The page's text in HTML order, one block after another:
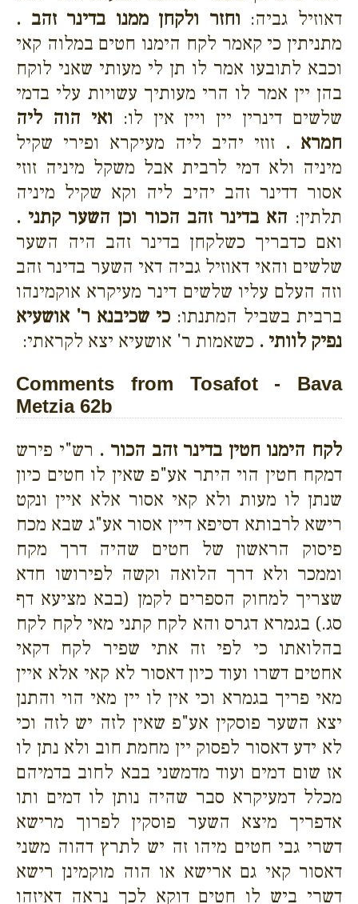
דאוזיל גביה: וחזר ולקחן ממנו בדינר זהב .
מתניתין כי קאמר לקח הימנו חטים במלוה קאי
וכבא לתובעו אמר לו תן לי מעותי שאני לוקח
בהן יין אמר לו הרי מעותיך עשויות עלי בדמי
שלשים דינרין יין ויין אין לו: ואי הוה ליה
חמרא . זוזי יהיב ליה מעיקרא ופירי שקיל
מיניה ולא דמי לרבית אבל משקל מיניה זוזי
אסור דדינר זהב יהיב ליה וקא שקיל מיניה
תלתין: הא בדינר זהב הכור וכן השער קתני .
ואם כדבריך כשלקחן בדינר זהב היה השער
שלשים והאי דאוזיל גביה דאי השער בדינר זהב
וזה העלם עליו שלשים דינר מעיקרא אוקמינהו
ברבית בשביל המתנתו: כי שכיבנא ר' אושעיא
נפיק לוותי . כשאמות ר' אושעיא יצא לקראתי:
Comments from Tosafot - Bava
Metzia 62b
לקח הימנו חטין בדינר זהב הכור . רש"י פירש
דמקח חטין הוי היתר אע"פ שאין לו חטים כיון
שנתן לו מעות ולא קאי אסור אלא איין ונקט
רישא לרבותא דסיפא דיין אסור אע"ג שבא מכח
פיסוק הראשון של חטים שהיה דרך מקח
וממכר ולא דרך הלואה וקשה לפירושו חדא
שצריך למחוק הספרים לקמן (בבא מציעא דף
סג.) בגמרא דגרס והא לקח קתני מאי לקח לקח
בהלואתו כי לפי זה אתי שפיר לקח דקאי
אחטים דשרו ועוד כיון דאסור לא קאי אלא איין
מאי פריך בגמרא וכי אין לו יין מאי הוי והתנן
יצא השער פוסקין אע"פ שאין לזה יש לזה וכי
לא ידע דאסור לפסוק יין מחמת חוב ולא נתן לו
אז שום דמים ועוד מדמשני בבא לחוב בדמיהם
מכלל דמעיקרא סבר שהיה נותן לו דמים ותו
אדפריך מיצא השער פוסקין לפרוך מרישא
דשרי גבי חטים מיהו זה יש לתרץ דהוה משני
דאסור קאי גם ארישא או הוה מוקמינן רישא
דשרי ביש לו חטים דוקא לכך נראה דאיזהו